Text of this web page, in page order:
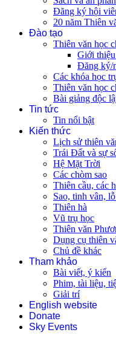
Đăng ký hội
20 năm Thiên
Đào tạo
Thiên văn học
Giới
Đăng ký/
Các khóa học
Thiên văn học
Bài giảng độc
Tin tức
Tin nổi bật
Kiến thức
Lịch sử thiên
Trái Đất và sự
Hệ Mặt Trời
Các chòm sao
Thiên cầu, các
Sao, tinh vân,
Thiên hà
Vũ trụ học
Thiên văn
Dụng cụ thiên
Chủ đề khác
Tham khảo
Bài viết, ý kiến
Phim, tài liệu,
Giải trí
English website
Donate
Sky Events